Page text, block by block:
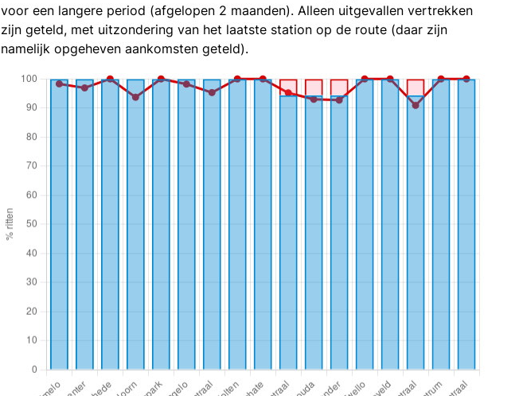
voor een langere period (afgelopen 2 maanden). Alleen uitgevallen vertrekken
zijn geteld, met uitzondering van het laatste station op de route (daar zijn
namelijk opgeheven aankomsten geteld).